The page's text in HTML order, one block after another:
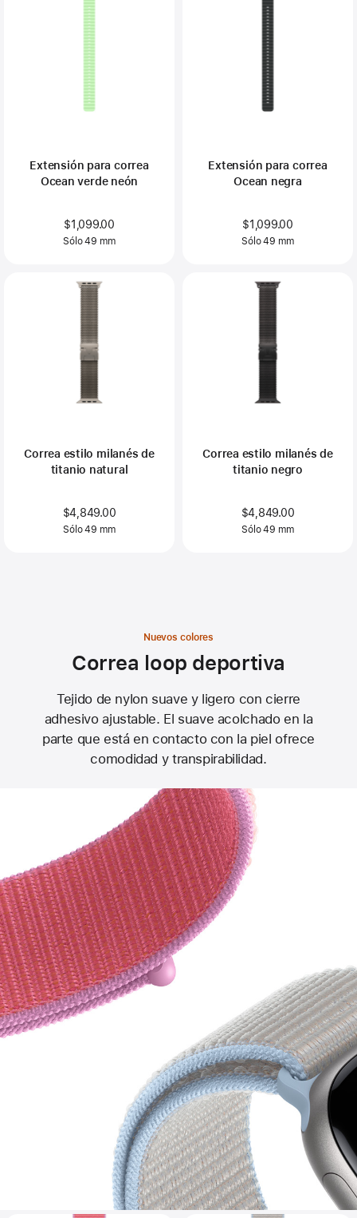
Extensión para correa
Ocean verde neón
$1,099.00
Sólo 49 mm
Extensión para correa
Ocean negra
$1,099.00
Sólo 49 mm
Correa estilo milanés de
titanio natural
$4,849.00
Sólo 49 mm
Correa estilo milanés de
titanio negro
$4,849.00
Sólo 49 mm
Nuevos colores
Correa loop deportiva
Tejido de nylon suave y ligero con cierre
adhesivo ajustable. El suave acolchado en la
parte que está en contacto con la piel ofrece
comodidad y transpirabilidad.